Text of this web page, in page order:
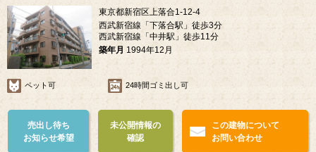
東京都新宿区上落合1-12-4
西武新宿線「下落合駅」徒歩3分
西武新宿線「中井駅」徒歩11分
築年月 1994年12月
ペット可 24時間ゴミ出し可
売出し待ち
お知らせ希望
未公開情報の
確認
この建物について
お問い合わせ